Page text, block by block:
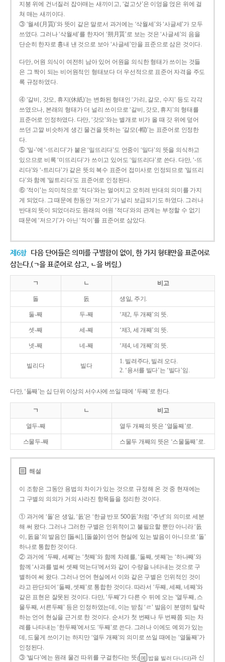
지붕 위에 건너질러 잡아매는 새끼이고, ‘겉고삿’은 이엉을 얹은 위에 걸
쳐 매는 새끼이다.
③ ‘월세(月貰)’와 뜻이 같은 말로서 과거에는 ‘삭월세’와 ‘사글세’가 모두
쓰였다. 그러나 ‘삭월세’를 한자어 ‘朔月貰’로 보는 것은 ‘사글세’의 음을
단순히 한자로 흉내 낸 것으로 보아 ‘사글세’만을 표준으로 삼은 것이다.
다만, 어원 의식이 여전히 남아 있어 어원을 의식한 형태가 쓰이는 것들
은 그 짝이 되는 비어원적인 형태보다 더 우선적으로 표준어 자격을 주도
록 규정하였다.
④ ‘갈비, 갓모, 휴지(休紙)’는 변화된 형태인 ‘가리, 갈모, 수지’ 등도 각각
쓰였으나, 본래의 형태가 더 널리 쓰이므로 ‘갈비, 갓모, 휴지’의 형태를
표준어로 인정하였다. 다만, ‘갓모’와는 별개로 비가 올 때 갓 위에 덮어
쓰던 고깔 비슷하게 생긴 물건을 뜻하는 ‘갈모(-帽)’는 표준어로 인정한
다.
⑤ ‘밀-’에 ‘-뜨리다’가 붙은 ‘밀뜨리다’도 언중이 ‘밀다’의 뜻을 의식하고
있으므로 비록 ‘미뜨리다’가 쓰이고 있어도 ‘밀뜨리다’로 쓴다. 다만, ‘-뜨
리다’와 ‘-트리다’가 같은 뜻의 복수 표준어 접미사로 인정되므로 ‘밀뜨리
다’와 함께 ‘밀트리다’도 표준어로 인정된다.
⑥ ‘적이’는 의미적으로 ‘적다’와는 멀어지고 오히려 반대의 의미를 가지
게 되었다. 그 때문에 한동안 ‘저으기’가 널리 보급되기도 하였다. 그러나
반대의 뜻이 되었더라도 원래의 어원 ‘적다’와의 관계는 부정할 수 없기
때문에 ‘저으기’가 아닌 ‘적이’를 표준어로 삼았다.
제6항 다음 단어들은 의미를 구별함이 없이, 한 가지 형태만을 표준어로
삼는다.(ㄱ을 표준어로 삼고, ㄴ을 버림.)
ㄱ ㄴ 비고
돌 돐 생일, 주기.
둘-째 두-째 ‘제2, 두 개째’의 뜻.
셋-째 세-째 ‘제3, 세 개째’의 뜻.
넷-째 네-째 ‘제4, 네 개째’의 뜻.
빌리다 빌다
1. 빌려주다, 빌려 오다.
2. ‘용서를 빌다’는 ‘빌다’임.
다만, ‘둘째’는 십 단위 이상의 서수사에 쓰일 때에 ‘두째’로 한다.
ㄱ ㄴ 비고
열두-째 열두 개째의 뜻은 ‘열둘째’로.
스물두-째 스물두 개째의 뜻은 ‘스물둘째’로.
해설
이 조항은 그동안 용법의 차이가 있는 것으로 규정해 온 것 중 현재에는
그 구별의 의의가 거의 사라진 항목들을 정리한 것이다.
① 과거에 ‘돌’은 생일, ‘돐’은 ‘한글 반포 500돐’처럼 ‘주년’의 의미로 세분
해 써 왔다. 그러나 그러한 구별은 인위적이고 불필요할 뿐만 아니라 ‘돐
이, 돐을’의 발음인 [돌씨], [돌쓸]이 언어 현실에 있는 발음이 아니므로 ‘돌’
하나로 통합한 것이다.
② 과거에 ‘두째, 세째’는 ‘첫째’와 함께 차례를, ‘둘째, 셋째’는 ‘하나째’와
함께 ‘사과를 벌써 셋째 먹는다’에서와 같이 수량을 나타내는 것으로 구
별하여 써 왔다. 그러나 언어 현실에서 이와 같은 구별은 인위적인 것이
라고 판단되어 ‘둘째, 셋째’로 통합한 것이다. 따라서 ‘두째, 세째, 네째’와
같은 표현은 잘못된 것이다. 다만, ‘두째’가 다른 수 뒤에 오는 ‘열두째, 스
물두째, 서른두째’ 등은 인정하였는데, 이는 받침 ‘ㄹ’ 발음이 분명히 탈락
하는 언어 현실을 근거로 한 것이다. 순서가 첫 번째나 두 번째쯤 되는 차
례를 나타내는 ‘한두째’에서도 ‘두째’로 쓴다. 그러나 이에도 예외가 있는
데, 드물게 쓰이기는 하지만 ‘열두 개째’의 의미로 쓰일 때에는 ‘열둘째’가
인정된다.
③ ‘빌다’에는 원래 물건 따위를 구걸한다는 뜻( 예 밥을 빌러 다니다)과 신